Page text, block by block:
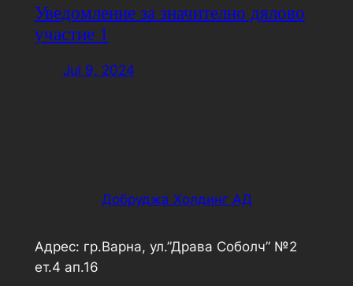
Уведомление за значително дялово
участие 1
Jul 9, 2024
Добруджа Холдинг АД
Адрес: гр.Варна, ул.”Драва Соболч” №2
ет.4 ап.16